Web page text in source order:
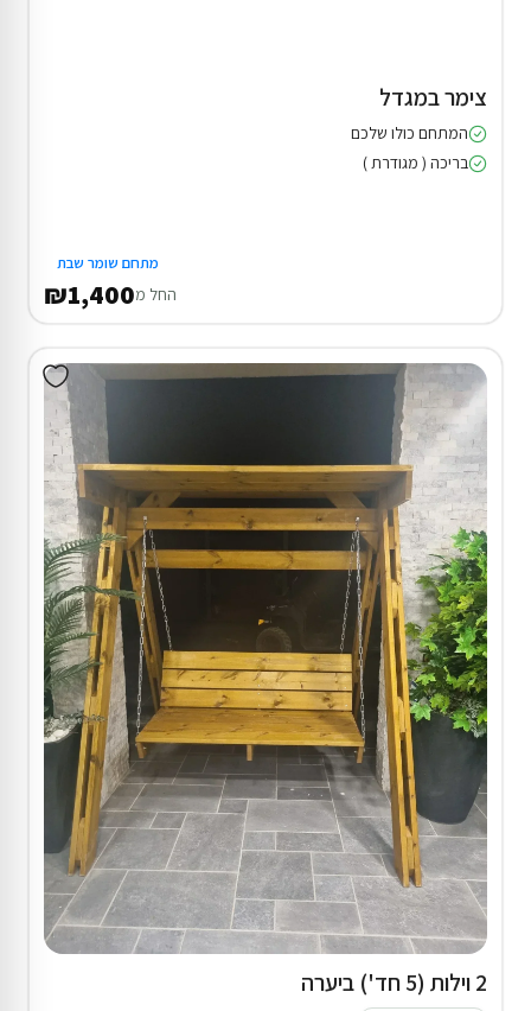
צימר במגדל
המתחם כולו שלכם
בריכה ( מגודרת )
מתחם שומר שבת
החל מ₪1,400
2 וילות (5 חד') ביערה